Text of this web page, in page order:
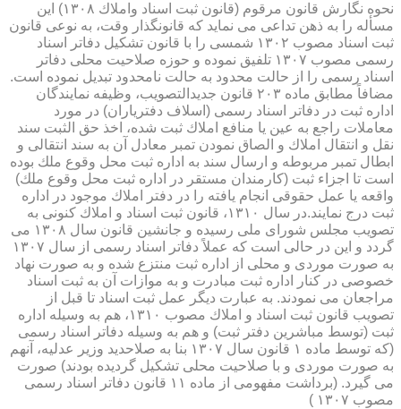
نحوه نگارش قانون مرقوم (قانون ثبت اسناد واملاك ۱۳۰۸) این
مسأله را به ذهن تداعی می نماید كه قانونگذار وقت، به نوعی قانون
ثبت اسناد مصوب ۱۳۰۲ شمسی را با قانون تشكیل دفاتر اسناد
رسمی مصوب ۱۳۰۷ تلفیق نموده و حوزه صلاحیت محلی دفاتر
اسناد رسمی را از حالت محدود به حالت نامحدود تبدیل نموده است.
مضافاً مطابق ماده ۲۰۳ قانون جدیدالتصویب، وظیفه نمایندگان
اداره ثبت در دفاتر اسناد رسمی (اسلاف دفتریاران) در مورد
معاملات راجع به عین یا منافع املاك ثبت شده، اخذ حق الثبت سند
نقل و انتقال املاك و الصاق نمودن تمبر معادل آن به سند انتقالی و
ابطال تمبر مربوطه و ارسال سند به اداره ثبت محل وقوع ملك بوده
است تا اجزاء ثبت (كارمندان مستقر در اداره ثبت محل وقوع ملك)
واقعه یا عمل حقوقی انجام یافته را در دفتر املاك موجود در اداره
ثبت درج نمایند.در سال ۱۳۱۰، قانون ثبت اسناد و املاك كنونی به
تصویب مجلس شورای ملی رسیده و جانشین قانون سال ۱۳۰۸ می
گردد و این در حالی است كه عملاً دفاتر اسناد رسمی از سال ۱۳۰۷
به صورت موردی و محلی از اداره ثبت منتزع شده و به صورت نهاد
خصوصی در كنار اداره ثبت مبادرت و به موازات آن به ثبت اسناد
مراجعان می نمودند. به عبارت دیگر عمل ثبت اسناد تا قبل از
تصویب قانون ثبت اسناد و املاك مصوب ۱۳۱۰، هم به وسیله اداره
ثبت (توسط مباشرین دفتر ثبت) و هم به وسیله دفاتر اسناد رسمی
(كه توسط ماده ۱ قانون سال ۱۳۰۷ بنا به صلاحدید وزیر عدلیه، آنهم
به صورت موردی و با صلاحیت محلی تشكیل گردیده بودند) صورت
می گیرد. (برداشت مفهومی از ماده ۱۱ قانون دفاتر اسناد رسمی
مصوب ۱۳۰۷ )